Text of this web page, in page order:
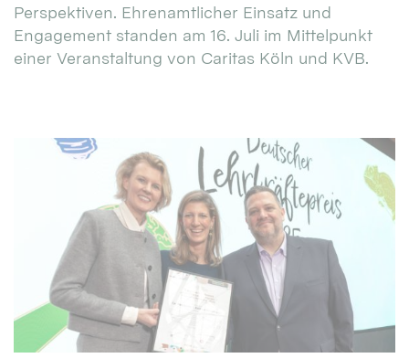
Perspektiven. Ehrenamtlicher Einsatz und
Engagement standen am 16. Juli im Mittelpunkt
einer Veranstaltung von Caritas Köln und KVB.